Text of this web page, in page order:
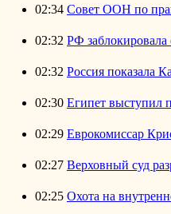
02:34 Совет ООН по
02:32 РФ
02:32 Россия показала
02:30 Египет выступил
02:29 Еврокомиссар
02:27 Верховный суд
02:25 Охота на